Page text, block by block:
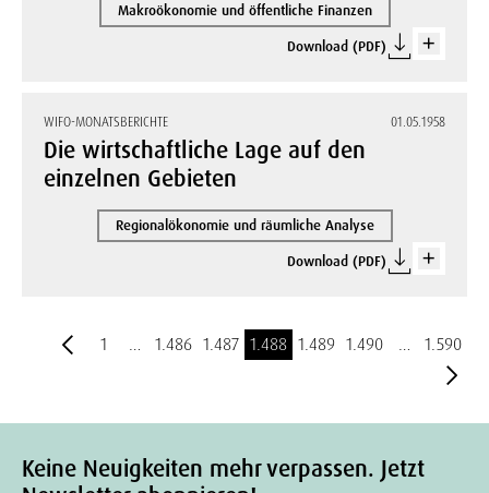
Makroökonomie und öffentliche Finanzen
Download (PDF)
WIFO-MONATSBERICHTE 01.05.1958
Die wirtschaftliche Lage auf den
einzelnen Gebieten
Regionalökonomie und räumliche Analyse
Download (PDF)
1 … 1.486 1.487 1.488 1.489 1.490 … 1.590
Keine Neuigkeiten mehr verpassen. Jetzt